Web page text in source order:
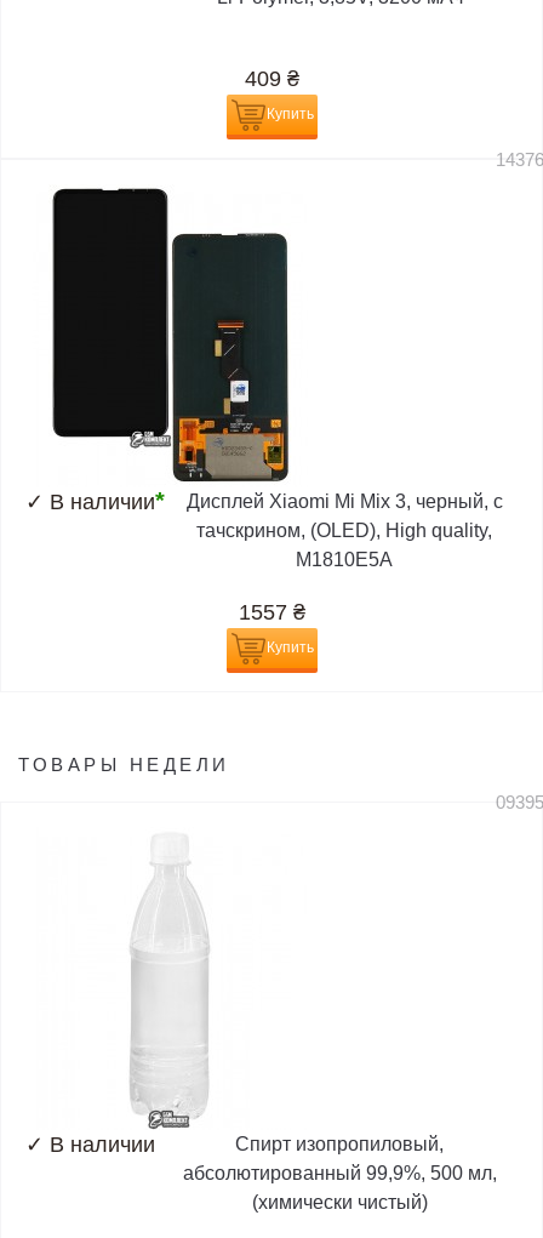
409 ₴
Купить
✓ В наличии*
Дисплей Xiaomi Mi Mix 3, черный, с
тачскрином, (OLED), High quality,
M1810E5A
1557 ₴
Купить
ТОВАРЫ НЕДЕЛИ
✓ В наличии
Спирт изопропиловый,
абсолютированный 99,9%, 500 мл,
(химически чистый)